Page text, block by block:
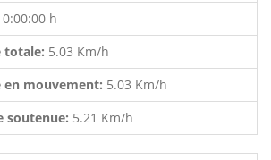
0:00:00 h
totale: 5.03 Km/h
en mouvement: 5.03 Km/h
soutenue: 5.21 Km/h